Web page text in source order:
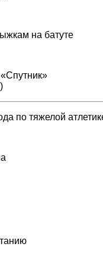
на батуте
по тяжелой